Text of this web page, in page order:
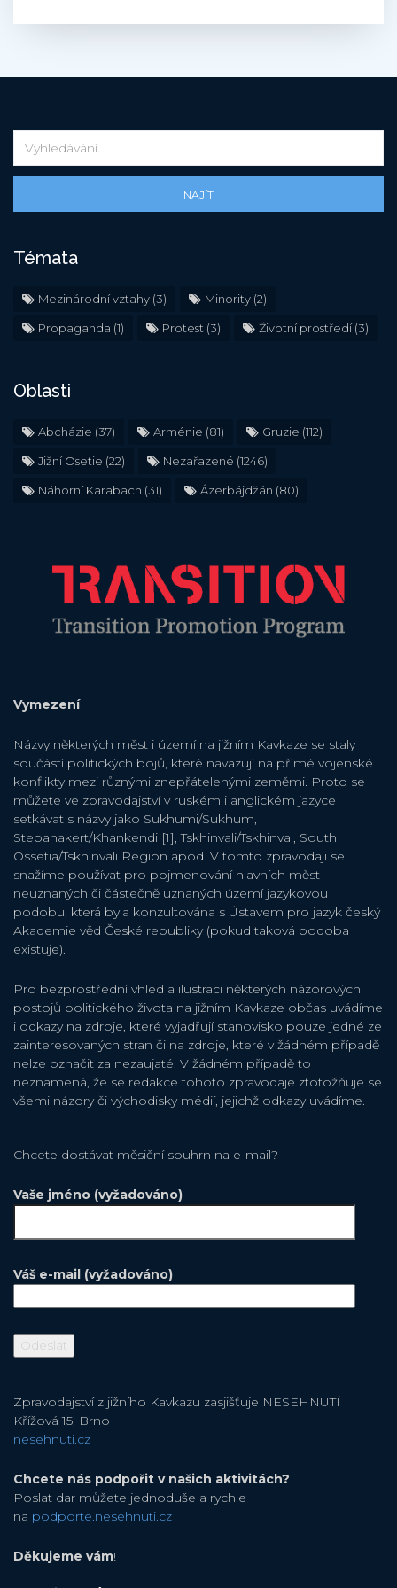
NAJÍT
Témata
Mezinárodní vztahy (3) Minority (2)
Propaganda (1) Protest (3) Životní prostředí(3)
Oblasti
Abcházie (37) Arménie (81) Gruzie (112)
Jižní Osetie (22) Nezařazené (1246)
Náhorní Karabach (31) Ázerbájdžán (80)
Vymezení
Názvy některých měst i území na jižním Kavkaze se staly
součástí politických bojů, které navazují na přímé vojenské
konflikty mezi různými znepřátelenými zeměmi. Proto se
můžete ve zpravodajství v ruském i anglickém jazyce
setkávat s názvy jako Sukhumi/Sukhum,
Stepanakert/Khankendi [1], Tskhinvali/Tskhinval, South
Ossetia/Tskhinvali Region apod. V tomto zpravodaji se
snažíme používat pro pojmenování hlavních měst
neuznaných či částečně uznaných území jazykovou
podobu, která byla konzultována s Ústavem pro jazyk český
Akademie věd České republiky (pokud taková podoba
existuje).
Pro bezprostřední vhled a ilustraci některých názorových
postojů politického života na jižním Kavkaze občas uvádíme
i odkazy na zdroje, které vyjadřují stanovisko pouze jedné ze
zainteresovaných stran či na zdroje, které v žádném případě
nelze označit za nezaujaté. V žádném případě to
neznamená, že se redakce tohoto zpravodaje ztotožňuje se
všemi názory či východisky médií, jejichž odkazy uvádíme.
Chcete dostávat měsiční souhrn na e-mail?
Vaše jméno (vyžadováno)
Váš e-mail (vyžadováno)
Zpravodajství z jižního Kavkazu zasjišťuje NESEHNUTÍ
Křížová 15, Brno
nesehnuti.cz
Chcete nás podpořit v našich aktivitách?
Poslat dar můžete jednoduše a rychle
na podporte.nesehnuti.cz
Děkujeme vám!